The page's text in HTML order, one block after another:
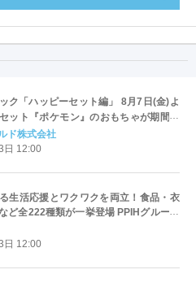
ク「ハッピーセット編」 8月7日(金)よ
ット『ポケモン』のおもちゃが期間限
ド株式会社
日 12:00
生活応援とワクワクを両立！食品・衣
ど全222種類が一挙登場 PPIHグループ
ール 8月6日(木)より順次スタート
日 12:00